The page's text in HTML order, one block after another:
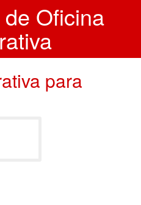
Oficina
para